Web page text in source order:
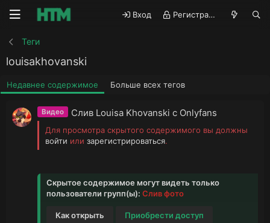
Вход Регистрация
Теги
louisakhovanski
Недавнее содержимое Больше всех тегов
Видео Слив Louisa Khovanski с Onlyfans
Для просмотра скрытого содержимого вы должны
войти или зарегистрироваться.
Скрытое содержимое могут видеть только
пользователи групп(ы): Слив фото
Как открыть Приобрести доступ